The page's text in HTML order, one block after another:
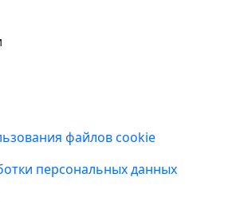
файлов cookie
персональных данных